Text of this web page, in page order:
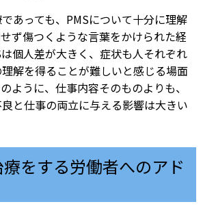
あっても、PMSについて十分に理解
ず傷つくような言葉をかけられた経
個人差が大きく、症状も人それぞれ
解を得ることが難しいと感じる場面
ように、仕事内容そのものよりも、
と仕事の両立に与える影響は大きい
をする労働者へのアド